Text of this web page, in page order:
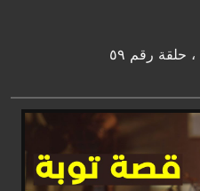
، حلقة رقم ٥٩